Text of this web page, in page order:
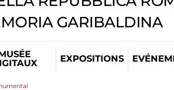
GARIBALDINA
EXPOSITIONS